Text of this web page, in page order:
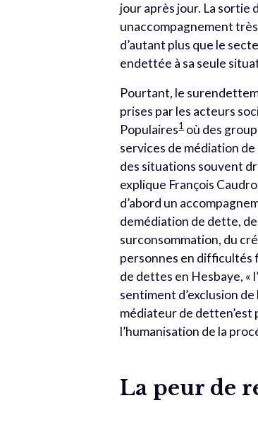
jour après jour. La
unaccompagnement très
d’autant plus que le
endettée à sa seule
Pourtant, le
prises par les acteurs
Populaires1où des
services de médiation
des situations souvent
explique François
d’abord un
demédiation de dette,
surconsommation, du
personnes en difficultés
de dettes en Hesbaye, «
sentiment d’exclusion
médiateur de detten’est
l’humanisation de la
La peur de